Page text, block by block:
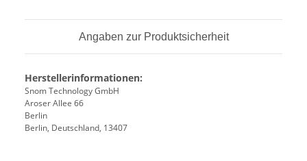
Angaben zur Produktsicherheit
Herstellerinformationen:
Snom Technology GmbH
Aroser Allee 66
Berlin
Berlin, Deutschland, 13407